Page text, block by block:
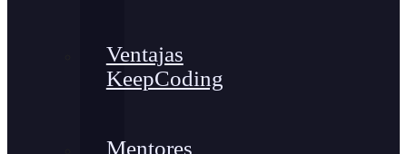
Ventajas
KeepCoding
Mentores